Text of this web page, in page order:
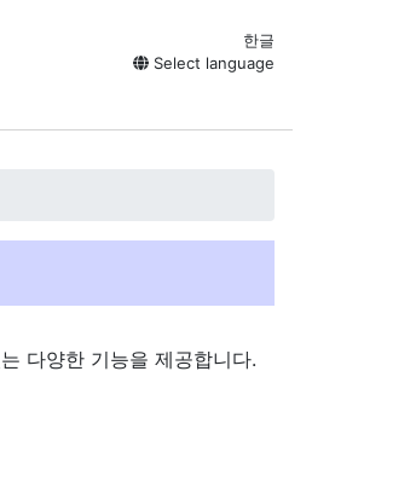
한글
Select language
다양한 기능을 제공합니다.